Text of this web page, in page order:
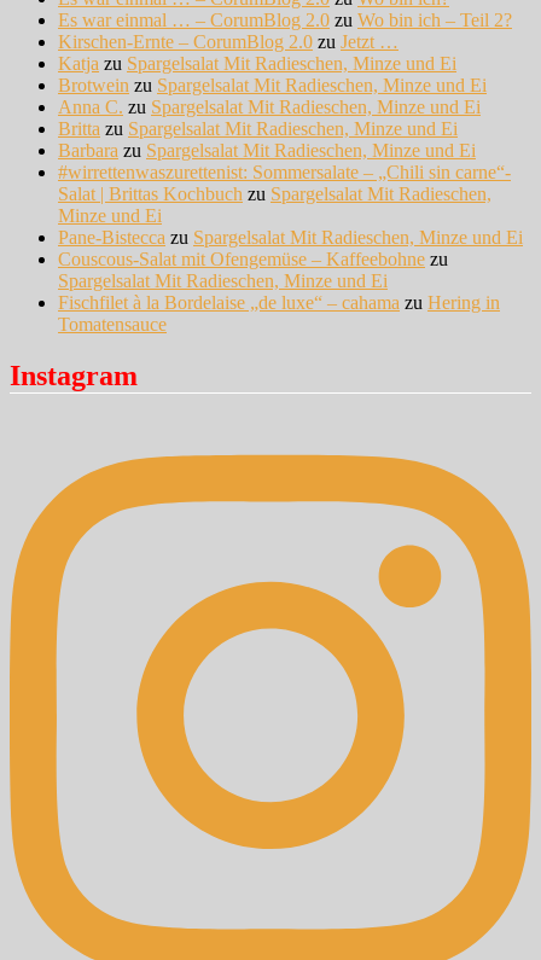
Es war einmal … – CorumBlog 2.0 zu Wo bin ich – Teil 2?
Kirschen-Ernte – CorumBlog 2.0 zu Jetzt …
Katja zu Spargelsalat Mit Radieschen, Minze und Ei
Brotwein zu Spargelsalat Mit Radieschen, Minze und Ei
Anna C. zu Spargelsalat Mit Radieschen, Minze und Ei
Britta zu Spargelsalat Mit Radieschen, Minze und Ei
Barbara zu Spargelsalat Mit Radieschen, Minze und Ei
#wirrettenwaszurettenist: Sommersalate – „Chili sin carne“-
Salat | Brittas Kochbuch zu Spargelsalat Mit Radieschen,
Minze und Ei
Pane-Bistecca zu Spargelsalat Mit Radieschen, Minze und Ei
Couscous-Salat mit Ofengemüse – Kaffeebohne zu
Spargelsalat Mit Radieschen, Minze und Ei
Fischfilet à la Bordelaise „de luxe“ – cahama zu Hering in
Tomatensauce
Instagram